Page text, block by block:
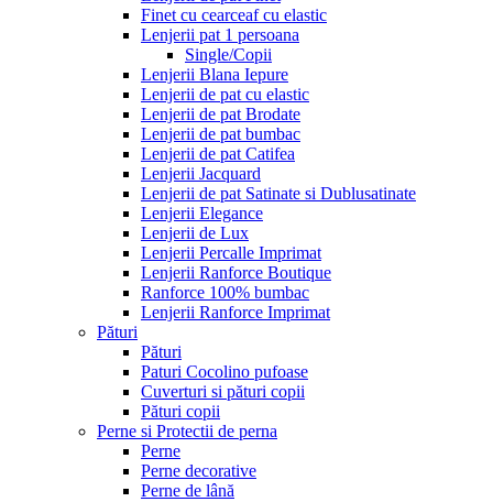
Finet cu cearceaf cu elastic
Lenjerii pat 1 persoana
Single/Copii
Lenjerii Blana Iepure
Lenjerii de pat cu elastic
Lenjerii de pat Brodate
Lenjerii de pat bumbac
Lenjerii de pat Catifea
Lenjerii Jacquard
Lenjerii de pat Satinate si Dublusatinate
Lenjerii Elegance
Lenjerii de Lux
Lenjerii Percalle Imprimat
Lenjerii Ranforce Boutique
Ranforce 100% bumbac
Lenjerii Ranforce Imprimat
Pături
Pături
Paturi Cocolino pufoase
Cuverturi si pături copii
Pături copii
Perne si Protectii de perna
Perne
Perne decorative
Perne de lână